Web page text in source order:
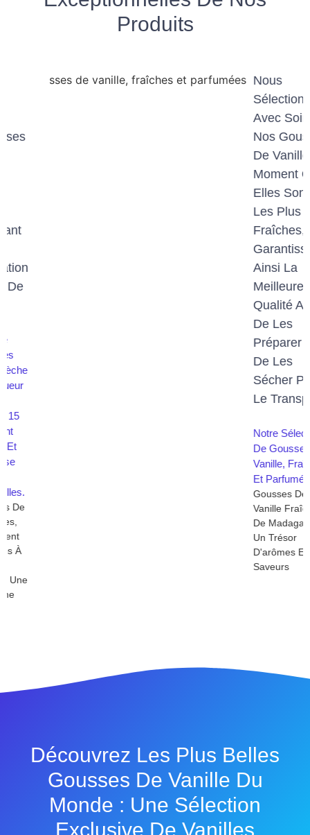
Produits
Nous
Sélectionnons
Avec Soin
Nos Gousses
De Vanille Au
Moment Où
Elles Sont
Les Plus
Fraîches,
Garantissant
Ainsi La
Meilleure
Qualité Avant
Préparer Et
Sécher Pour
Le Transport.
Notre Sélection
De Gousses De
Vanille, Fraîches
Et Parfumées
Gousses De
Vanille Fraîches
De Madagascar :
Un Trésor
D'arômes Et De
Découvrez Les Plus Belles
Gousses De Vanille Du
Monde : Une Sélection
Exclusive De Vanilles